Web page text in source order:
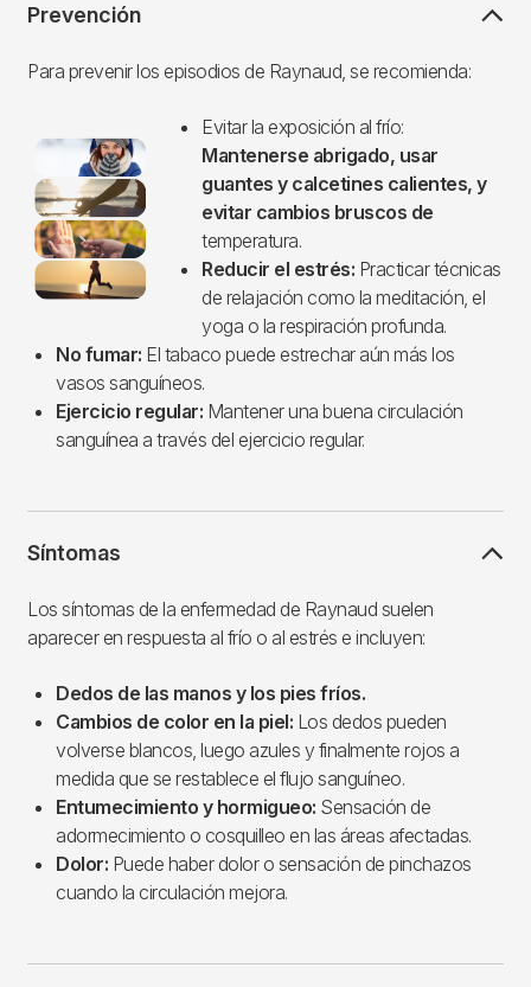
Prevención
Para prevenir los episodios de Raynaud, se recomienda:
Imagen
Evitar la exposición al frío:
Mantenerse abrigado, usar
guantes y calcetines calientes, y
evitar cambios bruscos de
temperatura.
Reducir el estrés: Practicar técnicas
de relajación como la meditación, el
yoga o la respiración profunda.
No fumar: El tabaco puede estrechar aún más los
vasos sanguíneos.
Ejercicio regular: Mantener una buena circulación
sanguínea a través del ejercicio regular.
Síntomas
Los síntomas de la enfermedad de Raynaud suelen
aparecer en respuesta al frío o al estrés e incluyen:
Dedos de las manos y los pies fríos.
Cambios de color en la piel: Los dedos pueden
volverse blancos, luego azules y finalmente rojos a
medida que se restablece el flujo sanguíneo.
Entumecimiento y hormigueo: Sensación de
adormecimiento o cosquilleo en las áreas afectadas.
Dolor: Puede haber dolor o sensación de pinchazos
cuando la circulación mejora.